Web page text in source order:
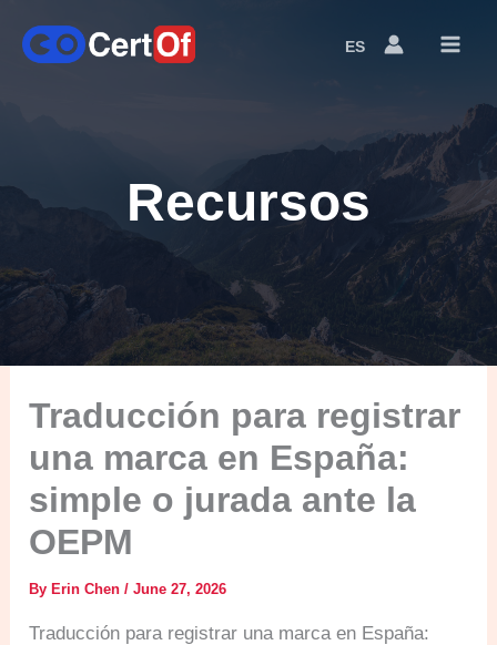
ESLanguage
Recursos
Traducción para registrar
una marca en España:
simple o jurada ante la
OEPM
ByErin Chen/June 27, 2026
Traducción para registrar una marca en España: